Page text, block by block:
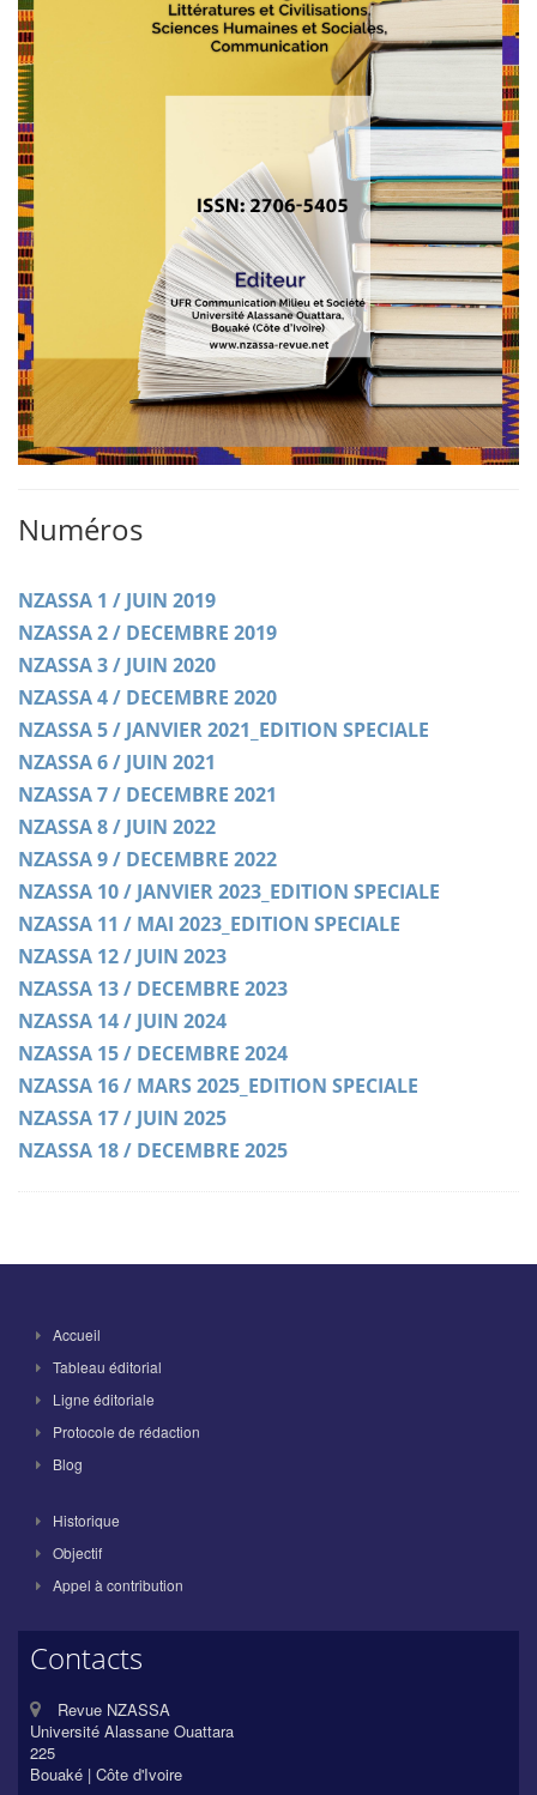
Numéros
NZASSA 1 / JUIN 2019
NZASSA 2 / DECEMBRE 2019
NZASSA 3 / JUIN 2020
NZASSA 4 / DECEMBRE 2020
NZASSA 5 / JANVIER 2021_EDITION SPECIALE
NZASSA 6 / JUIN 2021
NZASSA 7 / DECEMBRE 2021
NZASSA 8 / JUIN 2022
NZASSA 9 / DECEMBRE 2022
NZASSA 10 / JANVIER 2023_EDITION SPECIALE
NZASSA 11 / MAI 2023_EDITION SPECIALE
NZASSA 12 / JUIN 2023
NZASSA 13 / DECEMBRE 2023
NZASSA 14 / JUIN 2024
NZASSA 15 / DECEMBRE 2024
NZASSA 16 / MARS 2025_EDITION SPECIALE
NZASSA 17 / JUIN 2025
NZASSA 18 / DECEMBRE 2025
Accueil
Tableau éditorial
Ligne éditoriale
Protocole de rédaction
Blog
Historique
Objectif
Appel à contribution
Contacts
Revue NZASSA
Université Alassane Ouattara
225
Bouaké | Côte d'Ivoire